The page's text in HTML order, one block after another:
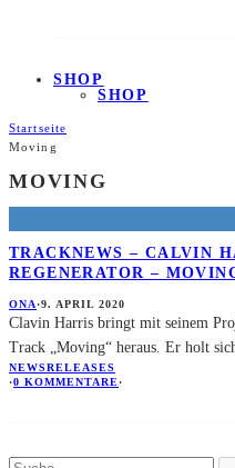
SHOP
SHOP
Startseite
Moving
MOVING
TRACKNEWS – CALVIN
REGENERATOR –
ONA·9. APRIL 2020
Clavin Harris bringt mit seinem
Track „Moving“ heraus. Er holt
NEWSRELEASES
·0 KOMMENTARE·